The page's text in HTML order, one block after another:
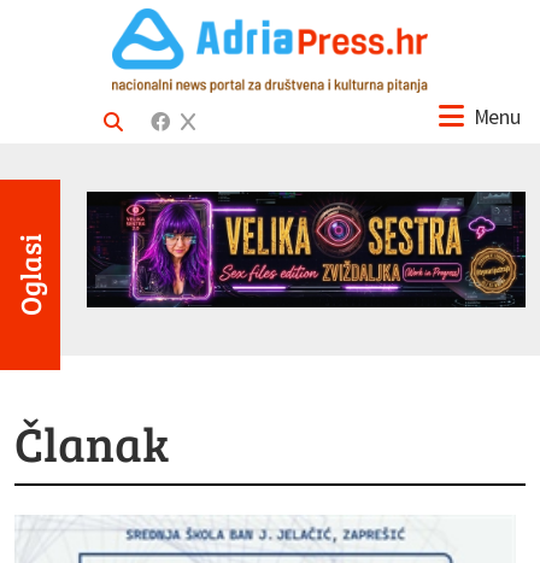
Menu
Oglasi
Članak